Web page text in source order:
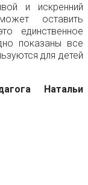
и искренний
оставить
единственное
показаны все
для детей
Натальи